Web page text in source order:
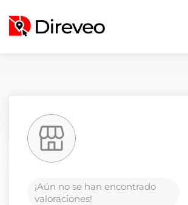
¡Aún no se han encontrado
valoraciones!